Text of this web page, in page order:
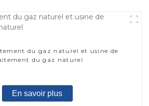
du gaz naturel et usine de
du gaz naturel
En savoir plus